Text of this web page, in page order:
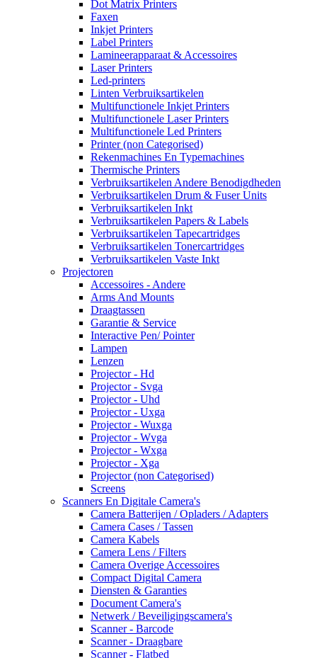
Dot Matrix Printers
Faxen
Inkjet Printers
Label Printers
Lamineerapparaat & Accessoires
Laser Printers
Led-printers
Linten Verbruiksartikelen
Multifunctionele Inkjet Printers
Multifunctionele Laser Printers
Multifunctionele Led Printers
Printer (non Categorised)
Rekenmachines En Typemachines
Thermische Printers
Verbruiksartikelen Andere Benodigdheden
Verbruiksartikelen Drum & Fuser Units
Verbruiksartikelen Inkt
Verbruiksartikelen Papers & Labels
Verbruiksartikelen Tapecartridges
Verbruiksartikelen Tonercartridges
Verbruiksartikelen Vaste Inkt
Projectoren
Accessoires - Andere
Arms And Mounts
Draagtassen
Garantie & Service
Interactive Pen/ Pointer
Lampen
Lenzen
Projector - Hd
Projector - Svga
Projector - Uhd
Projector - Uxga
Projector - Wuxga
Projector - Wvga
Projector - Wxga
Projector - Xga
Projector (non Categorised)
Screens
Scanners En Digitale Camera's
Camera Batterijen / Opladers / Adapters
Camera Cases / Tassen
Camera Kabels
Camera Lens / Filters
Camera Overige Accessoires
Compact Digital Camera
Diensten & Garanties
Document Camera's
Netwerk / Beveiligingscamera's
Scanner - Barcode
Scanner - Draagbare
Scanner - Flatbed